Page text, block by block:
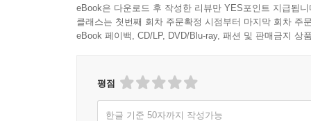
eBook은 다운로드 후 작성한 리뷰만 YES포인트 지급됩니
클래스는 첫번째 회차 주문확정 시점부터 마지막 회차 주
eBook 페이백, CD/LP, DVD/Blu-ray, 패션 및 판매금지 상
평점
한글 기준 50자까지 작성가능